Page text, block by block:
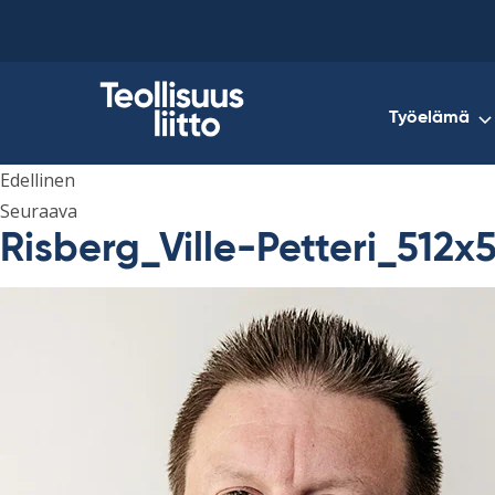
Työelämä
Edellinen
Seuraava
Risberg_Ville-